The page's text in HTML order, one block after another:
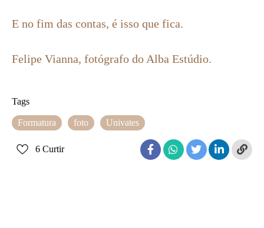
E no fim das contas, é isso que fica.
Felipe Vianna, fotógrafo do Alba Estúdio.
Tags
Formatura foto Univates
6 Curtir